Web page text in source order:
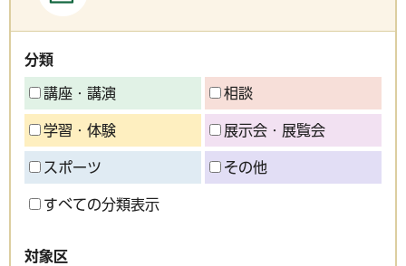
分類
講座・講演 相談
学習・体験 展示会・展覧会
スポーツ その他
すべての分類表示
対象区